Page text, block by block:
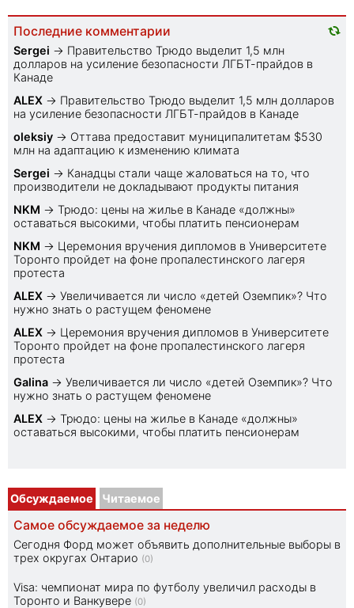
Последние комментарии
Sеrgei → Правительство Трюдо выделит 1,5 млн
долларов на усиление безопасности ЛГБТ-прайдов в
Канаде
ALEX → Правительство Трюдо выделит 1,5 млн долларов
на усиление безопасности ЛГБТ-прайдов в Канаде
oleksiy → Оттава предоставит муниципалитетам $530
млн на адаптацию к изменению климата
Sеrgei → Канадцы стали чаще жаловаться на то, что
производители не докладывают продукты питания
NKM → Трюдо: цены на жилье в Канаде «должны»
оставаться высокими, чтобы платить пенсионерам
NKM → Церемония вручения дипломов в Университете
Торонто пройдет на фоне пропалестинского лагеря
протеста
ALEX → Увеличивается ли число «детей Оземпик»? Что
нужно знать о растущем феномене
ALEX → Церемония вручения дипломов в Университете
Торонто пройдет на фоне пропалестинского лагеря
протеста
Galina → Увеличивается ли число «детей Оземпик»? Что
нужно знать о растущем феномене
ALEX → Трюдо: цены на жилье в Канаде «должны»
оставаться высокими, чтобы платить пенсионерам
Обсуждаемое Читаемое
Самое обсуждаемое за неделю
Сегодня Форд может объявить дополнительные выборы в
трех округах Онтарио (0)
Visa: чемпионат мира по футболу увеличил расходы в
Торонто и Ванкувере (0)